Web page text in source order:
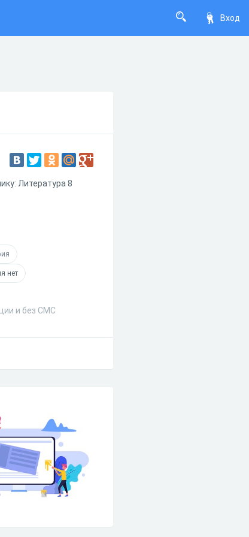
Вход
Литература 8
нет
и без СМС